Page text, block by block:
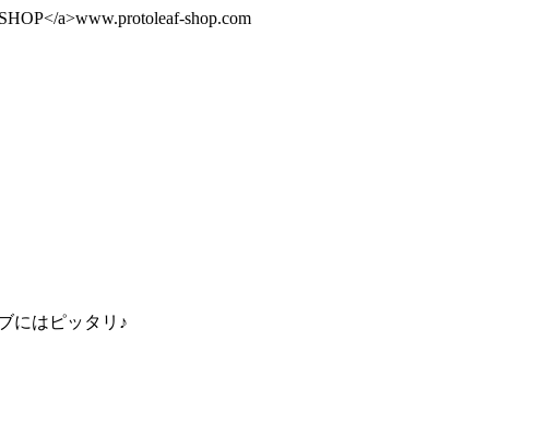
a>www.protoleaf-shop.com
にはピッタリ♪